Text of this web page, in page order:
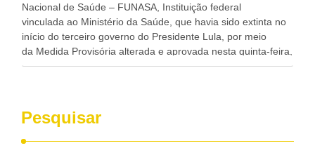
Nacional de Saúde – FUNASA, Instituição federal
vinculada ao Ministério da Saúde, que havia sido extinta no
início do terceiro governo do Presidente Lula, por meio
da Medida Provisória alterada e aprovada nesta quinta-feira,
pelo Congresso Nacional. Gonzaga Patriota disse hoje em
desenvolvimento dos seus municípios e, somente o ano
passado, essa Fundação distribuiu mais de três bilhões de
reais, com suas maravilhosas ações, dentre alas, mais de
Pesquisar